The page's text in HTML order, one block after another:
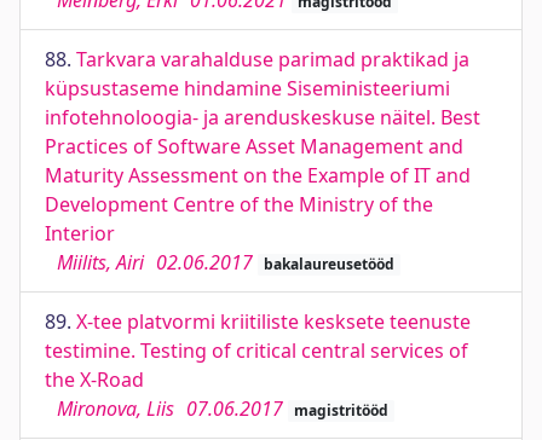
88. Tarkvara varahalduse parimad praktikad ja
küpsustaseme hindamine Siseministeeriumi
infotehnoloogia- ja arenduskeskuse näitel. Best
Practices of Software Asset Management and
Maturity Assessment on the Example of IT and
Development Centre of the Ministry of the
Interior
Miilits, Airi 02.06.2017 bakalaureusetööd
89. X-tee platvormi kriitiliste kesksete teenuste
testimine. Testing of critical central services of
the X-Road
Mironova, Liis 07.06.2017 magistritööd